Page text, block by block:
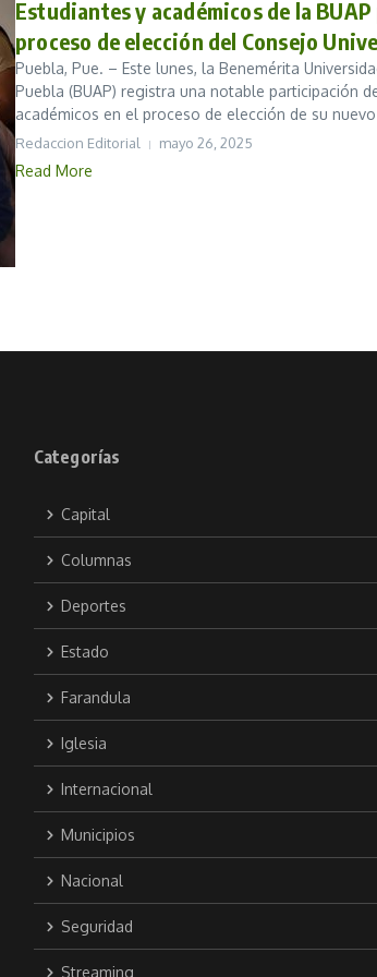
Estudiantes y académicos de la
proceso de elección del Consejo
Puebla, Pue. – Este lunes, la Benemérita
Puebla (BUAP) registra una notable participación
académicos en el proceso de elección de su
Redaccion Editorial mayo 26, 2025
Read More
Categorías
Capital
Columnas
Deportes
Estado
Farandula
Iglesia
Internacional
Municipios
Nacional
Seguridad
Streaming